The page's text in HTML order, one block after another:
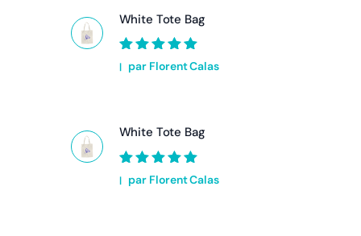
White Tote Bag
Note 5sur 5
par Florent Calas
White Tote Bag
Note 5sur 5
par Florent Calas